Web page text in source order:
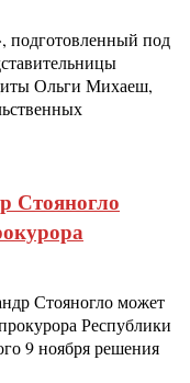
подготовленный под
Ольги Михаеш,
Стояногло
Стояногло может
Республики
9 ноября решения